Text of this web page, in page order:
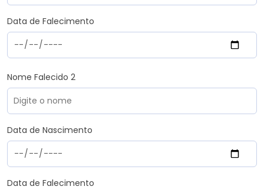
Data de Falecimento
Nome Falecido 2
Data de Nascimento
Data de Falecimento